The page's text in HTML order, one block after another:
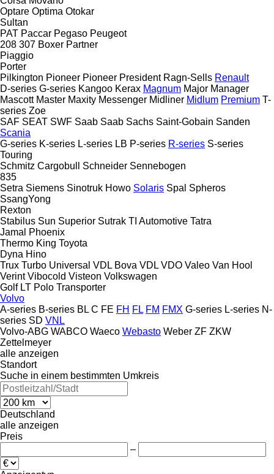
Optare Optima Otokar
Sultan
PAT Paccar Pegaso Peugeot
208 307 Boxer Partner
Piaggio
Porter
Pilkington Pioneer Pioneer President Ragn-Sells Renault
D-series G-series Kangoo Kerax Magnum Major Manager
Mascott Master Maxity Messenger Midliner Midlum Premium T-
series Zoe
SAF SEAT SWF Saab Saab Sachs Saint-Gobain Sanden
Scania
G-series K-series L-series LB P-series R-series S-series
Touring
Schmitz Cargobull
Schneider Sennebogen
835
Setra Siemens Sinotruk Howo Solaris Spal Spheros
SsangYong
Rexton
Stabilus Sun Superior Sutrak TI Automotive Tatra
Jamal
Phoenix
Thermo King Toyota
Dyna Hino
Trux Turbo Universal VDL Bova VDL VDO Valeo Van Hool
Verint Vibocold Visteon Volkswagen
Golf LT Polo Transporter
Volvo
A-series B-series BL C FE FH FL FM FMX G-series L-series N-
series SD VNL
Volvo-ABG WABCO Waeco Webasto Weber ZF ZKW
Zettelmeyer
alle anzeigen
Standort
Suche in einem bestimmten Umkreis
Deutschland
alle anzeigen
Preis
–